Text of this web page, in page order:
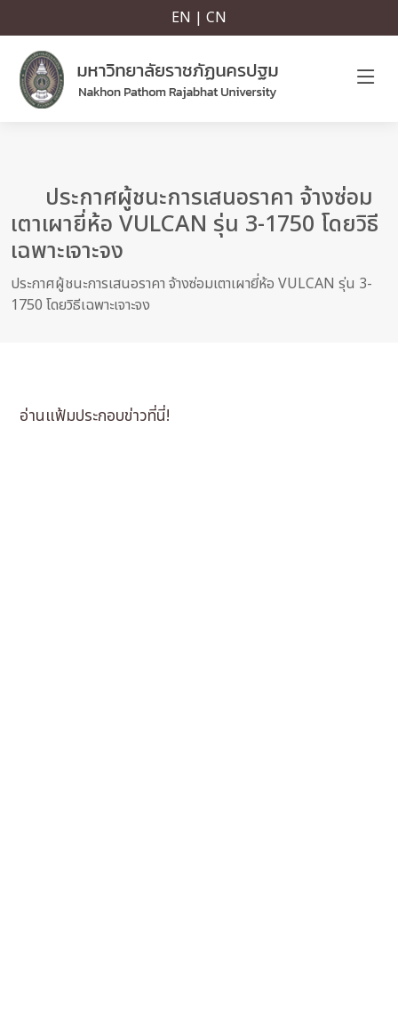
EN | CN
ประกาศผู้ชนะการเสนอราคา จ้างซ่อม
เตาเผายี่ห้อ VULCAN รุ่น 3-1750 โดยวิธี
เฉพาะเจาะจง
ประกาศผู้ชนะการเสนอราคา จ้างซ่อมเตาเผายี่ห้อ VULCAN รุ่น 3-
1750 โดยวิธีเฉพาะเจาะจง
อ่านแฟ้มประกอบข่าวที่นี่!